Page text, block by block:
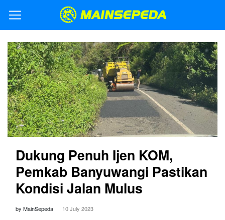
Dukung Penuh Ijen KOM,
Pemkab Banyuwangi Pastikan
Kondisi Jalan Mulus
by MainSepeda 10 July 2023